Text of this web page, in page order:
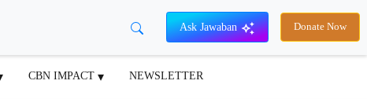
Ask Jawaban Donate Now
CBN IMPACT NEWSLETTER